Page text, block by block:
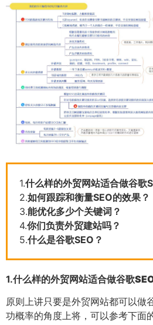
1.什么样的外贸网站适合做谷歌
2.如何跟踪和衡量SEO的效果？
3.能优化多少个关键词？
4.你们负责外贸建站吗？
5.什么是谷歌SEO？
1.什么样的外贸网站适合做谷歌
原则上讲只要是外贸网站都可以做
功概率的角度上将，可以参考下面